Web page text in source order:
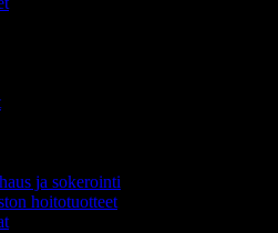
ja sokerointi
hoitotuotteet